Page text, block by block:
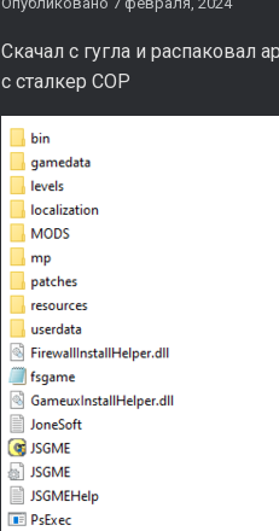
Скачал с гугла и распаковал
с сталкер СОР